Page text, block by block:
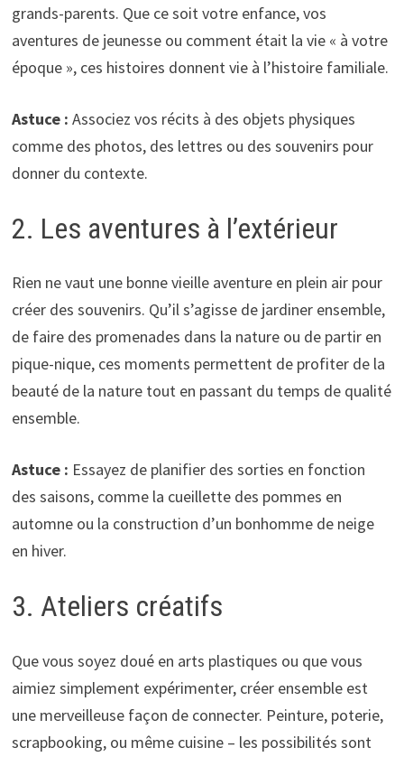
grands-parents. Que ce soit votre enfance, vos
aventures de jeunesse ou comment était la vie « à votre
époque », ces histoires donnent vie à l’histoire familiale.
Astuce : Associez vos récits à des objets physiques
comme des photos, des lettres ou des souvenirs pour
donner du contexte.
2. Les aventures à l’extérieur
Rien ne vaut une bonne vieille aventure en plein air pour
créer des souvenirs. Qu’il s’agisse de jardiner ensemble,
de faire des promenades dans la nature ou de partir en
pique-nique, ces moments permettent de profiter de la
beauté de la nature tout en passant du temps de qualité
ensemble.
Astuce : Essayez de planifier des sorties en fonction
des saisons, comme la cueillette des pommes en
automne ou la construction d’un bonhomme de neige
en hiver.
3. Ateliers créatifs
Que vous soyez doué en arts plastiques ou que vous
aimiez simplement expérimenter, créer ensemble est
une merveilleuse façon de connecter. Peinture, poterie,
scrapbooking, ou même cuisine – les possibilités sont